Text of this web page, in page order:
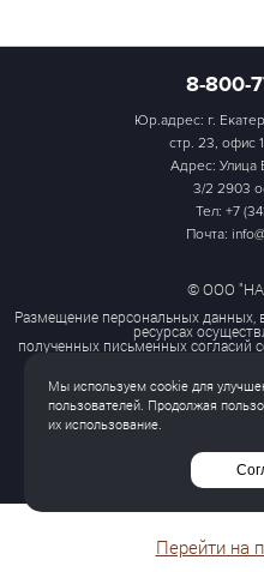
8-800-
Юр.адрес: г.
стр. 23, офис
Адрес: Улица
3/2 2903
Тел: +7
Почта:
© ООО
Размещение персональных
ресурсах
полученных письменных согласий
Политика
Согласие на
Перейти на
Мы используем cookie для
пользователей. Продолжая
их использование.